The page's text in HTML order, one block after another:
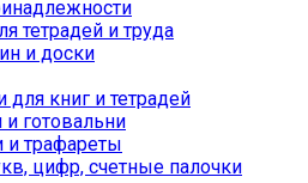
тетрадей и труда
и доски
книг и тетрадей
и готовальни
и трафареты
цифр, счетные палочки